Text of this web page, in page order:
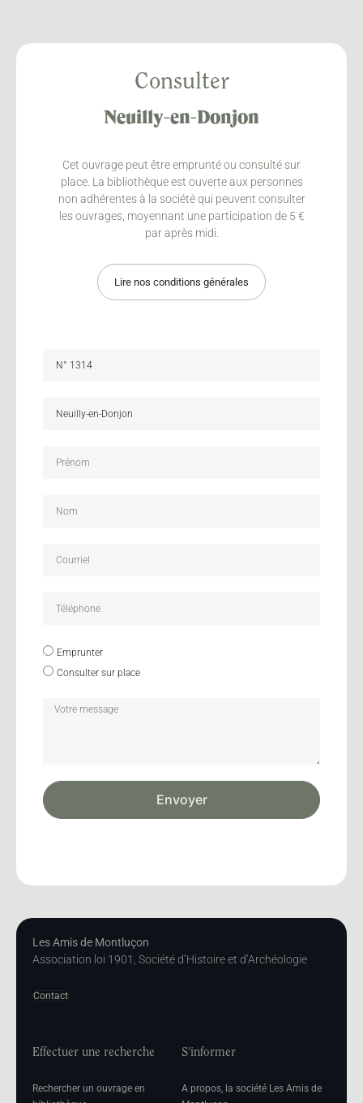
Consulter
Neuilly-en-Donjon
Cet ouvrage peut être emprunté ou consulté sur
place. La bibliothèque est ouverte aux personnes
non adhérentes à la société qui peuvent consulter
les ouvrages, moyennant une participation de 5 €
par après midi.
Lire nos conditions générales
Emprunter
Consulter sur place
Envoyer
Les Amis de Montluçon
Association loi 1901, Société d’Histoire et d’Archéologie
Contact
Effectuer une recherche
Rechercher un ouvrage en
S'informer
A propos, la société Les Amis de